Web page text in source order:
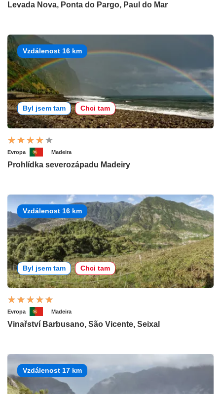
Levada Nova, Ponta do Pargo, Paul do Mar
Vzdálenost 16 km
Byl jsem tam Chci tam
Evropa Madeira
Prohlídka severozápadu Madeiry
Vzdálenost 16 km
Byl jsem tam Chci tam
Evropa Madeira
Vinařství Barbusano, São Vicente, Seixal
Vzdálenost 17 km